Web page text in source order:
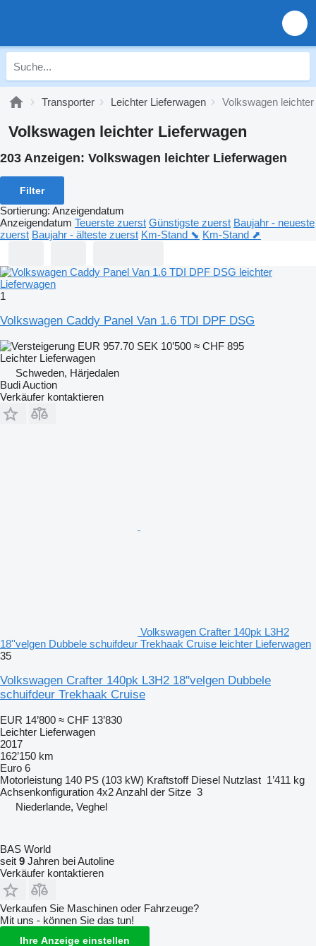
Transporter Leichter Lieferwagen Volkswagen
Volkswagen leichter Lieferwagen
203 Anzeigen: Volkswagen leichter Lieferwagen
Filter
Sortierung: Anzeigendatum
Anzeigendatum Teuerste zuerst Günstigste zuerst Baujahr - neueste
zuerst Baujahr - älteste zuerst Km-Stand ⬊ Km-Stand ⬈
1
Volkswagen Caddy Panel Van 1.6 TDI DPF DSG
EUR 957.70 SEK 10’500 ≈ CHF 895
Leichter Lieferwagen
Schweden, Härjedalen
Budi Auction
Verkäufer kontaktieren
Volkswagen Crafter 140pk L3H2
18''velgen Dubbele schuifdeur Trekhaak Cruise leichter Lieferwagen
35
Volkswagen Crafter 140pk L3H2 18''velgen Dubbele
schuifdeur Trekhaak Cruise
EUR 14’800 ≈ CHF 13’830
Leichter Lieferwagen
2017
162’150 km
Euro 6
Motorleistung 140 PS (103 kW) Kraftstoff Diesel Nutzlast 1’411 kg
Achsenkonfiguration 4x2Anzahl der Sitze 3
Niederlande, Veghel
BAS World
seit 9 Jahren bei Autoline
Verkäufer kontaktieren
Verkaufen Sie Maschinen oder Fahrzeuge?
Mit uns - können Sie das tun!
Ihre Anzeige einstellen